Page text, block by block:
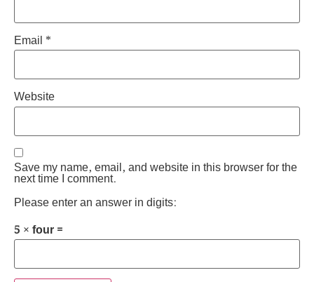
Email *
Website
Save my name, email, and website in this browser for the
next time I comment.
Please enter an answer in digits:
5 × four =